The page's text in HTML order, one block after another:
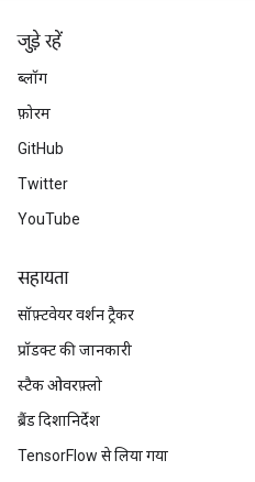
जुड़े रहें
ब्लॉग
फ़ोरम
GitHub
Twitter
YouTube
सहायता
सॉफ़्टवेयर वर्शन ट्रैकर
प्रॉडक्ट की जानकारी
स्टैक ओवरफ़्लो
ब्रैंड दिशानिर्देश
TensorFlow से लिया गया